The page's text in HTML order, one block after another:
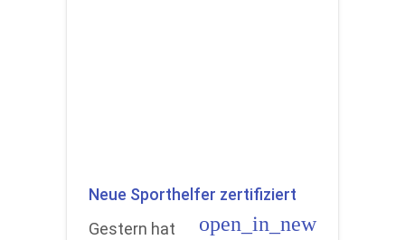
Neue Sporthelfer zertifiziert
open_in_new
Gestern hat